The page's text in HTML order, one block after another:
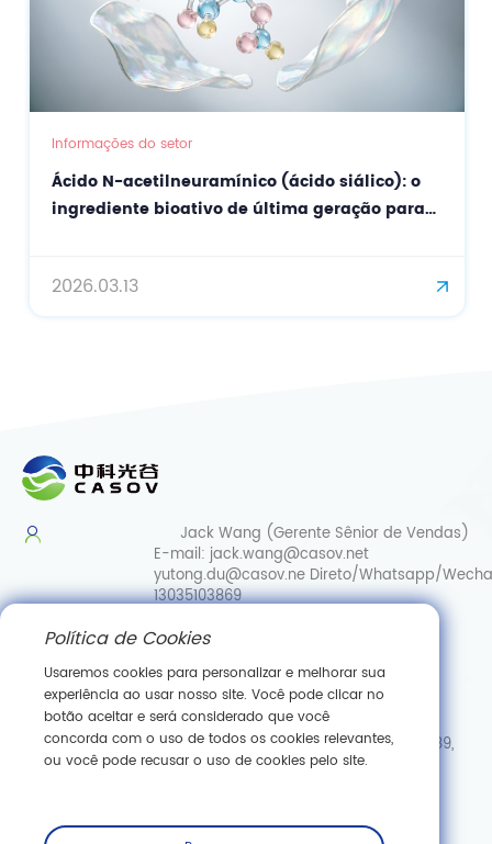
Informações do setor
Ácido N-acetilneuramínico (ácido siálico): o
ingrediente bioativo de última geração para
2026.03.13
Jack Wang (Gerente Sênior de Vendas)
E-mail: jack.wang@casov.net
yutong.du@casov.ne Direto/Whatsapp/
13035103869
Serviços e sugestões
Direct/Whatsapp/Wechat: 0086-
15307143249
Hub de Inovação em Biologia Sintética de Wuhan, N.º 89,
Rua Gaokeyuan 3.ª, Zona de Desenvolvimento de Nova
Inscreva -se
Política de Cookies
Usaremos cookies para personalizar e melhorar sua
experiência ao usar nosso site. Você pode clicar no
botão aceitar e será considerado que você
concorda com o uso de todos os cookies relevantes,
ou você pode recusar o uso de cookies pelo site.